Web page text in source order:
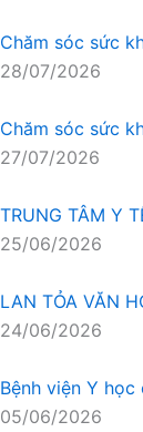
Chăm sóc sức
28/07/2026
Chăm sóc sức
27/07/2026
TRUNG TÂM Y
25/06/2026
LAN TỎA VĂN
24/06/2026
Bệnh viện Y
05/06/2026